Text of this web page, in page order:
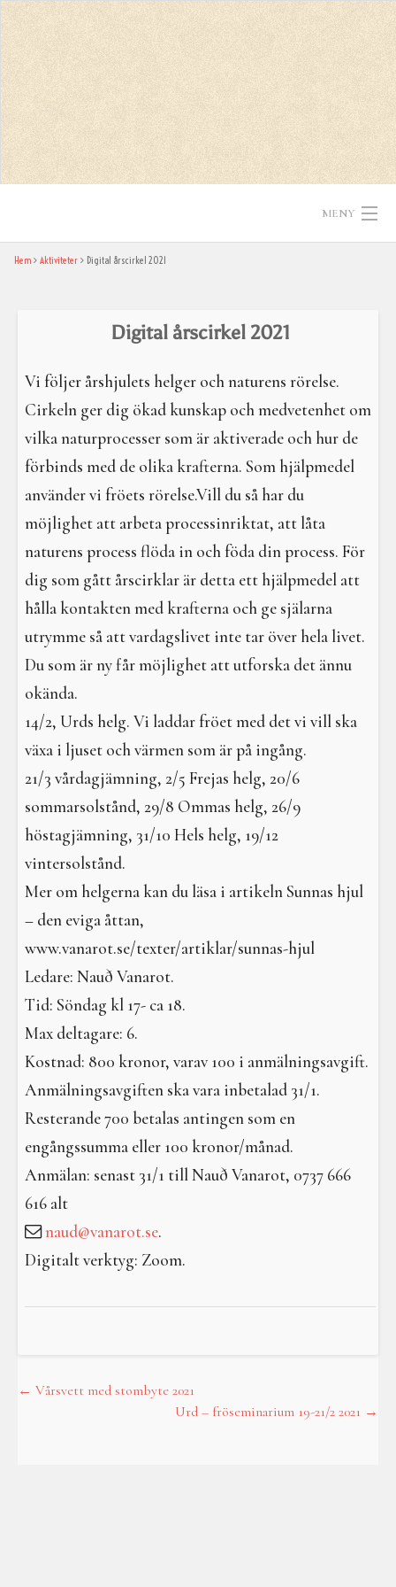
MENY
Hem
I en galen värld
Galdrar
Aktiviteter
Resa i verkligheterna
Hem Aktiviteter Digital årscirkel 2021
Digital årscirkel 2021
Vi följer årshjulets helger och naturens rörelse.
Cirkeln ger dig ökad kunskap och medvetenhet om
vilka naturprocesser som är aktiverade och hur de
förbinds med de olika krafterna. Som hjälpmedel
använder vi fröets rörelse.Vill du så har du
möjlighet att arbeta processinriktat, att låta
naturens process flöda in och föda din process. För
dig som gått årscirklar är detta ett hjälpmedel att
hålla kontakten med krafterna och ge själarna
utrymme så att vardagslivet inte tar över hela livet.
Du som är ny får möjlighet att utforska det ännu
okända.
14/2, Urds helg. Vi laddar fröet med det vi vill ska
växa i ljuset och värmen som är på ingång.
21/3 vårdagjämning, 2/5 Frejas helg, 20/6
sommarsolstånd, 29/8 Ommas helg, 26/9
höstagjämning, 31/10 Hels helg, 19/12
vintersolstånd.
Mer om helgerna kan du läsa i artikeln Sunnas hjul
– den eviga åttan,
www.vanarot.se/texter/artiklar/sunnas-hjul
Ledare: Nauð Vanarot.
Tid: Söndag kl 17- ca 18.
Max deltagare: 6.
Kostnad: 800 kronor, varav 100 i anmälningsavgift.
Anmälningsavgiften ska vara inbetalad 31/1.
Resterande 700 betalas antingen som en
engångssumma eller 100 kronor/månad.
Anmälan: senast 31/1 till Nauð Vanarot, 0737 666
616 alt
naud@vanarot.se.
Digitalt verktyg: Zoom.
Post
← Vårsvett med stombyte 2021
Urd – fröseminarium 19-21/2 2021 →